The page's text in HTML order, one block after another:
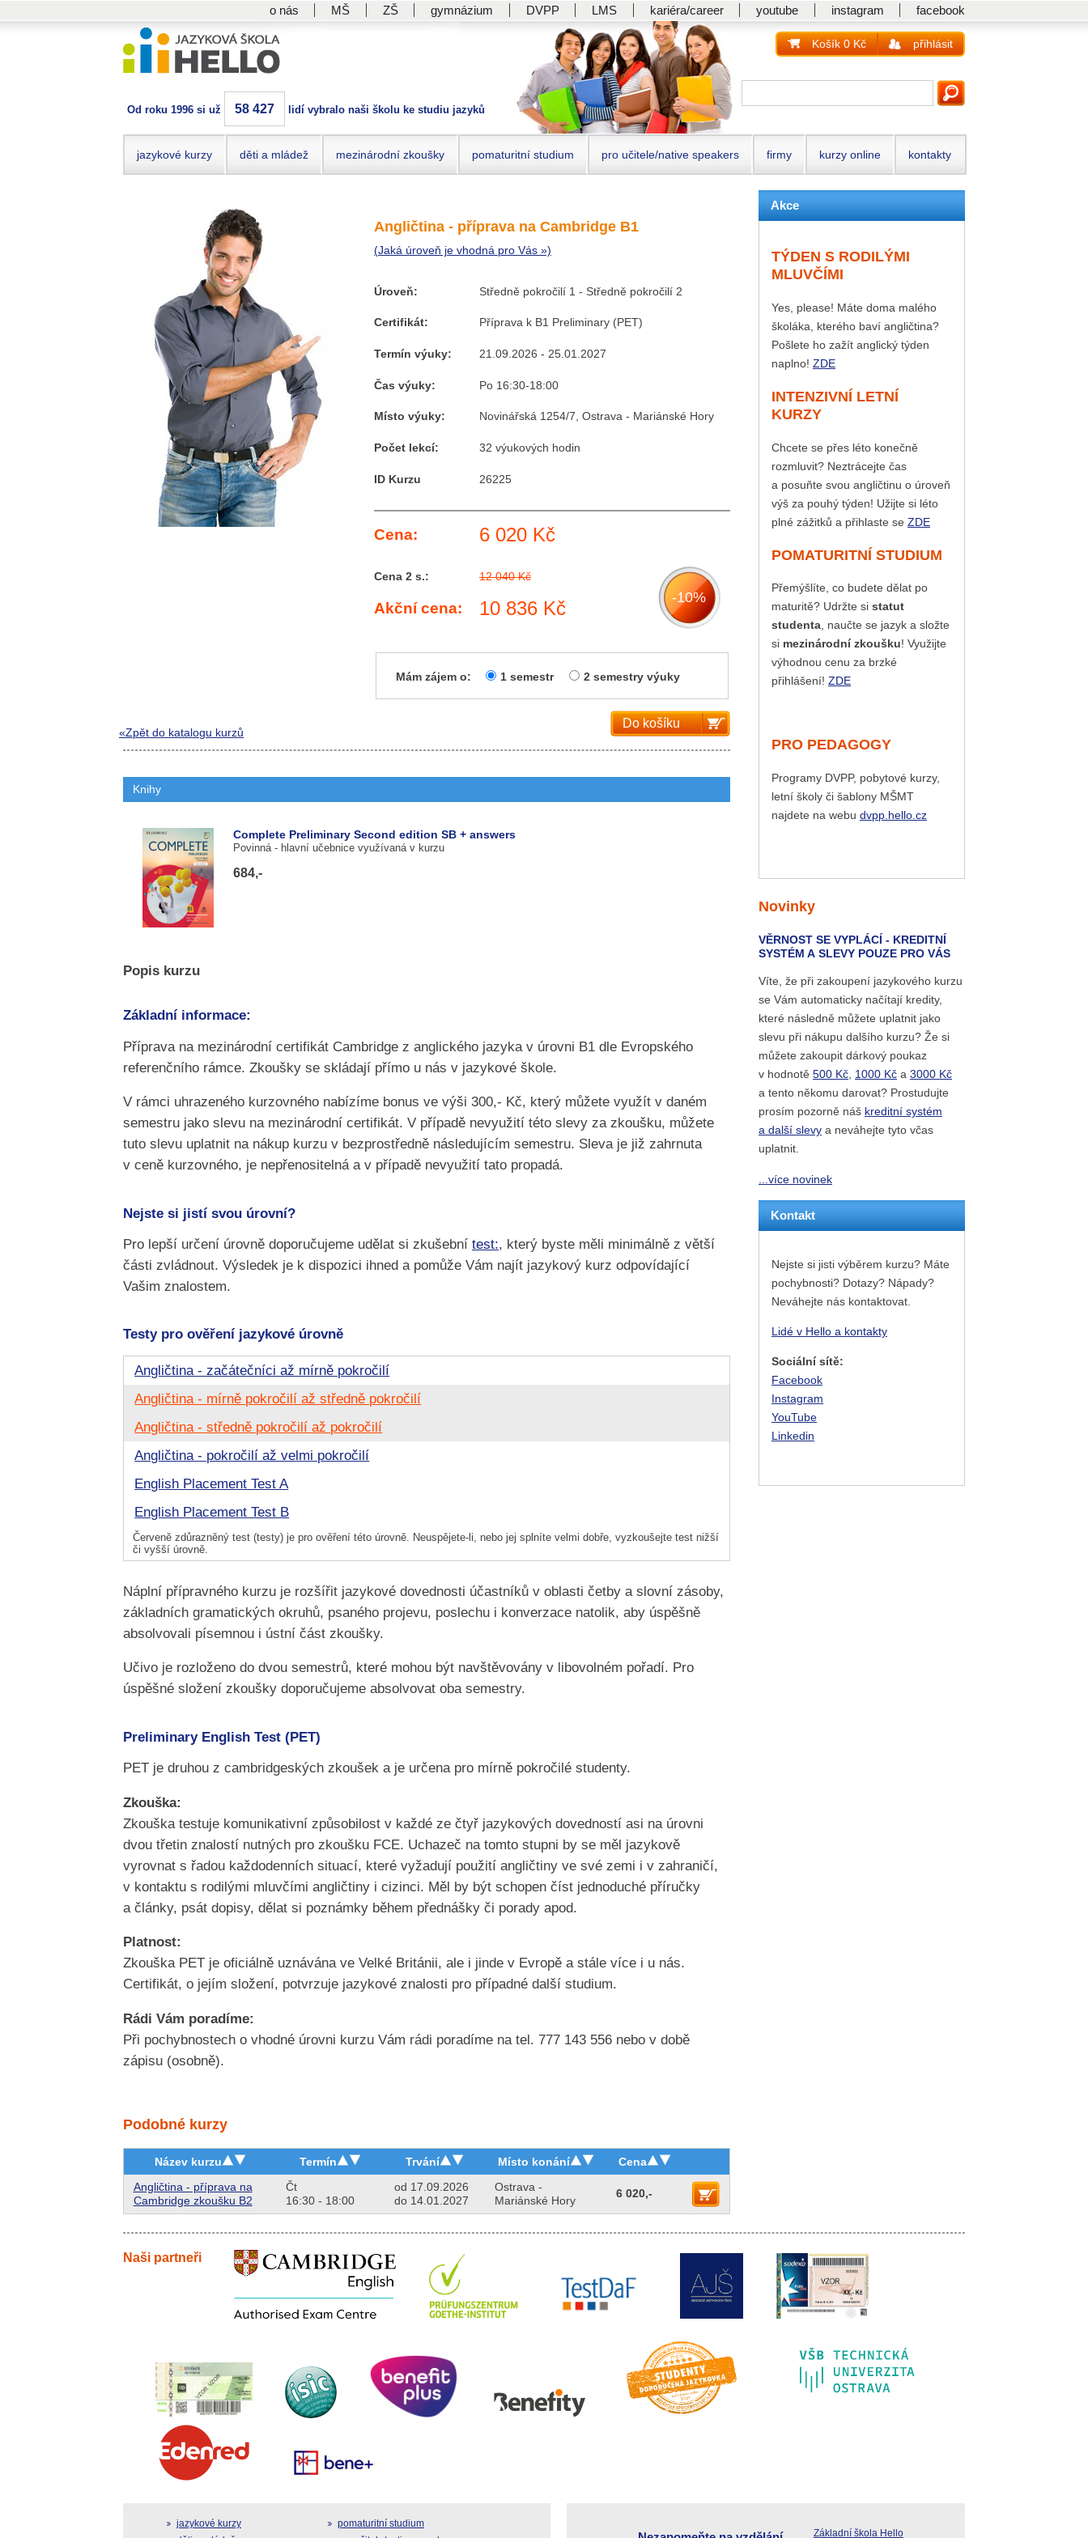
o nás MŠ ZŠ gymnázium DVPP LMS kariéra/career youtube instagram facebook
Od roku 1996 si už 58 427 lidí vybralo naši školu ke studiu jazyků
Košík 0 Kč přihlásit
jazykové kurzy děti a mládež mezinárodní zkoušky pomaturitní studium pro učitele/native speakers firmy kurzy online kontakty
Angličtina - příprava na Cambridge B1
(Jaká úroveň je vhodná pro Vás »)
Úroveň: Středně pokročilí 1 - Středně pokročilí 2
Certifikát: Příprava k B1 Preliminary (PET)
Termín výuky: 21.09.2026 - 25.01.2027
Čas výuky: Po 16:30-18:00
Místo výuky: Novinářská 1254/7, Ostrava - Mariánské Hory
Počet lekcí: 32 výukových hodin
ID Kurzu 26225
Cena: 6 020 Kč
-10%
Cena 2 s.: 12 040 Kč
Akční cena: 10 836 Kč
Mám zájem o: 1 semestr 2 semestry výuky
«Zpět do katalogu kurzů
Do košíku
Knihy
Complete Preliminary Second edition SB + answers
Povinná - hlavní učebnice využívaná v kurzu
684,-
Popis kurzu
Základní informace:
Příprava na mezinárodní certifikát Cambridge z anglického jazyka v úrovni B1 dle Evropského
referenčního rámce. Zkoušky se skládají přímo u nás v jazykové škole.
V rámci uhrazeného kurzovného nabízíme bonus ve výši 300,- Kč, který můžete využít v daném
semestru jako slevu na mezinárodní certifikát. V případě nevyužití této slevy za zkoušku, můžete
tuto slevu uplatnit na nákup kurzu v bezprostředně následujícím semestru. Sleva je již zahrnuta
v ceně kurzovného, je nepřenositelná a v případě nevyužití tato propadá.
Nejste si jistí svou úrovní?
Pro lepší určení úrovně doporučujeme udělat si zkušební test:, který byste měli minimálně z větší
části zvládnout. Výsledek je k dispozici ihned a pomůže Vám najít jazykový kurz odpovídající
Vašim znalostem.
Testy pro ověření jazykové úrovně
Angličtina - začátečníci až mírně pokročilí
Angličtina - mírně pokročilí až středně pokročilí
Angličtina - středně pokročilí až pokročilí
Angličtina - pokročilí až velmi pokročilí
English Placement Test A
English Placement Test B
Červeně zdůrazněný test (testy) je pro ověření této úrovně. Neuspějete-li, nebo jej splníte velmi dobře, vyzkoušejte test nižší
či vyšší úrovně.
Náplní přípravného kurzu je rozšířit jazykové dovednosti účastníků v oblasti četby a slovní zásoby,
základních gramatických okruhů, psaného projevu, poslechu i konverzace natolik, aby úspěšně
absolvovali písemnou i ústní část zkoušky.
Učivo je rozloženo do dvou semestrů, které mohou být navštěvovány v libovolném pořadí. Pro
úspěšné složení zkoušky doporučujeme absolvovat oba semestry.
Preliminary English Test (PET)
PET je druhou z cambridgeských zkoušek a je určena pro mírně pokročilé studenty.
Zkouška:
Zkouška testuje komunikativní způsobilost v každé ze čtyř jazykových dovedností asi na úrovni
dvou třetin znalostí nutných pro zkoušku FCE. Uchazeč na tomto stupni by se měl jazykově
vyrovnat s řadou každodenních situací, které vyžadují použití angličtiny ve své zemi i v zahraničí,
v kontaktu s rodilými mluvčími angličtiny i cizinci. Měl by být schopen číst jednoduché příručky
a články, psát dopisy, dělat si poznámky během přednášky či porady apod.
Platnost:
Zkouška PET je oficiálně uznávána ve Velké Británii, ale i jinde v Evropě a stále více i u nás.
Certifikát, o jejím složení, potvrzuje jazykové znalosti pro případné další studium.
Rádi Vám poradíme:
Při pochybnostech o vhodné úrovni kurzu Vám rádi poradíme na tel. 777 143 556 nebo v době
zápisu (osobně).
Podobné kurzy
Název kurzu Termín Trvání Místo konání
Cena
Angličtina - příprava na
Cambridge zkoušku B2
Čt
16:30 - 18:00
od 17.09.2026
do 14.01.2027
Ostrava -
Mariánské Hory
6 020,-
Akce
TÝDEN S RODILÝMI
MLUVČÍMI
Yes, please! Máte doma malého
školáka, kterého baví angličtina?
Pošlete ho zažít anglický týden
naplno! ZDE
INTENZIVNÍ LETNÍ
KURZY
Chcete se přes léto konečně
rozmluvit? Neztrácejte čas
a posuňte svou angličtinu o úroveň
výš za pouhý týden! Užijte si léto
plné zážitků a přihlaste se ZDE
POMATURITNÍ STUDIUM
Přemýšlíte, co budete dělat po
maturitě? Udržte si statut
studenta, naučte se jazyk a složte
si mezinárodní zkoušku! Využijte
výhodnou cenu za brzké
přihlášení! ZDE
PRO PEDAGOGY
Programy DVPP, pobytové kurzy,
letní školy či šablony MŠMT
najdete na webu dvpp.hello.cz
Novinky
VĚRNOST SE VYPLÁCÍ - KREDITNÍ
SYSTÉM A SLEVY POUZE PRO VÁS
Víte, že při zakoupení jazykového kurzu
se Vám automaticky načítají kredity,
které následně můžete uplatnit jako
slevu při nákupu dalšího kurzu? Že si
můžete zakoupit dárkový poukaz
v hodnotě 500 Kč, 1000 Kč a 3000 Kč
a tento někomu darovat? Prostudujte
prosím pozorně náš kreditní systém
a další slevy a neváhejte tyto včas
uplatnit.
...více novinek
Kontakt
Nejste si jisti výběrem kurzu? Máte
pochybnosti? Dotazy? Nápady?
Neváhejte nás kontaktovat.
Lidé v Hello a kontakty
Sociální sítě:
Facebook
Instagram
YouTube
Linkedin
Naši partneři
jazykové kurzy
pomaturitní studium
Základní škola Hello